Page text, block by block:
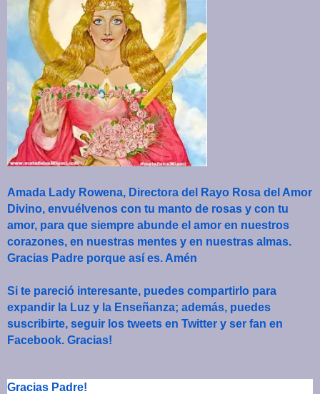
Amada Lady Rowena, Directora del Rayo Rosa del Amor
Divino, envuélvenos con tu manto de rosas y con tu
amor, para que siempre abunde el amor en nuestros
corazones, en nuestras mentes y en nuestras almas.
Gracias Padre porque así es. Amén
Si te pareció interesante, puedes compartirlo para
expandir la Luz y la Enseñanza; además, puedes
suscribirte, seguir los tweets en Twitter y ser fan en
Facebook. Gracias!
Gracias Padre!